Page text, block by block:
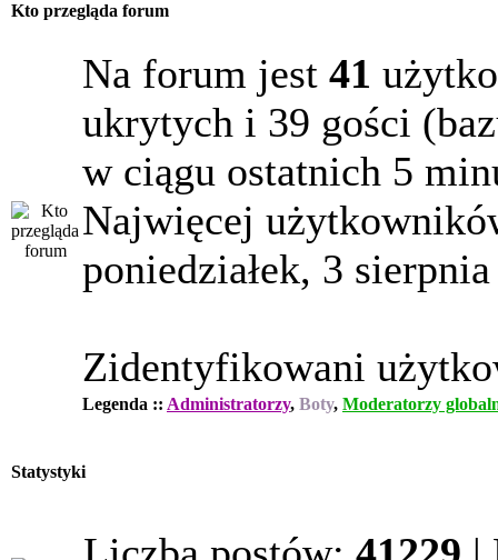
Kto przegląda forum
Na forum jest 41
ukrytych i 39 gości
w ciągu ostatnich 5
Najwięcej
poniedziałek, 3
Zidentyfikowani
Legenda :: Administratorzy, Boty, Moderatorzy
Statystyki